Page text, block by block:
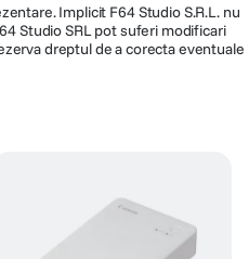
Implicit F64 Studio S.R.L. nu
Studio SRL pot suferi modificari
dreptul de a corecta eventuale